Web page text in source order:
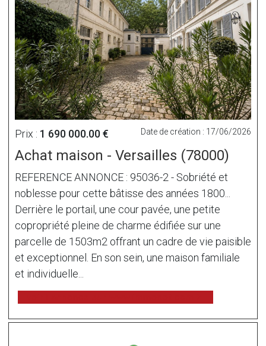
Prix : 1 690 000.00 € Date de création : 17/06/2026
Achat maison - Versailles (78000)
REFERENCE ANNONCE : 95036-2 - Sobriété et
noblesse pour cette bâtisse des années 1800...
Derrière le portail, une cour pavée, une petite
copropriété pleine de charme édifiée sur une
parcelle de 1503m2 offrant un cadre de vie paisible
et exceptionnel. En son sein, une maison familiale
et individuelle...